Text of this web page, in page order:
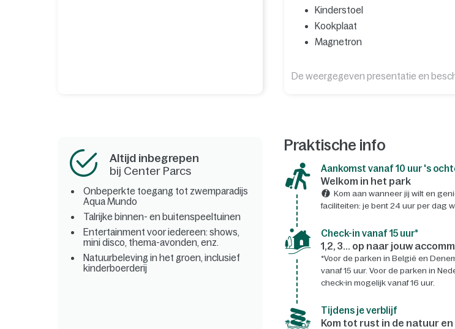
Kinderstoel
Kookplaat
Magnetron
De weergegeven presentatie en
Altijd inbegrepen
bij Center Parcs
Onbeperkte toegang tot zwemparadijs
Aqua Mundo
Talrijke binnen- en buitenspeeltuinen
Entertainment voor iedereen: shows,
mini disco, thema-avonden, enz.
Natuurbeleving in het groen, inclusief
kinderboerderij
Praktische info
Aankomst vanaf 10 uur 's
Welkom in het park
Kom aan wanneer jij wilt en
faciliteiten: je bent 24 uur per dag
Check-in vanaf 15 uur*
1,2, 3... op naar jouw
*Voor de parken in België en
vanaf 15 uur. Voor de parken in
check-in mogelijk vanaf 16 uur.
Tijdens je verblijf
Kom tot rust in de natuur en